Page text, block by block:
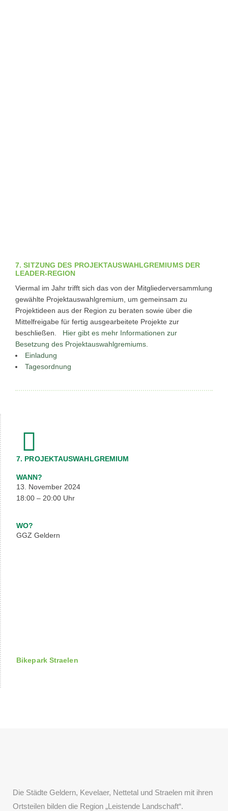
7. SITZUNG DES PROJEKTAUSWAHLGREMIUMS DER
LEADER-REGION
Viermal im Jahr trifft sich das von der Mitgliederversammlung
gewählte Projektauswahlgremium, um gemeinsam zu
Projektideen aus der Region zu beraten sowie über die
Mittelfreigabe für fertig ausgearbeitete Projekte zur
beschließen. Hier gibt es mehr Informationen zur
Besetzung des Projektauswahlgremiums.
Einladung
Tagesordnung
7. PROJEKTAUSWAHLGREMIUM
WANN?
13. November 2024
18:00 – 20:00 Uhr
WO?
GGZ Geldern
Bikepark Straelen
Die Städte Geldern, Kevelaer, Nettetal und Straelen mit ihren
Ortsteilen bilden die Region „Leistende Landschaft“.